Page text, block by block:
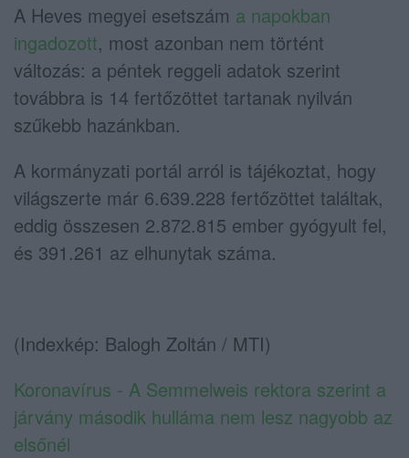
A Heves megyei esetszám a napokban
ingadozott, most azonban nem történt
változás: a péntek reggeli adatok szerint
továbbra is 14 fertőzöttet tartanak nyilván
szűkebb hazánkban.
A kormányzati portál arról is tájékoztat, hogy
világszerte már 6.639.228 fertőzöttet találtak,
eddig összesen 2.872.815 ember gyógyult fel,
és 391.261 az elhunytak száma.
(Indexkép: Balogh Zoltán / MTI)
Koronavírus - A Semmelweis rektora szerint a
járvány második hulláma nem lesz nagyobb az
elsőnél